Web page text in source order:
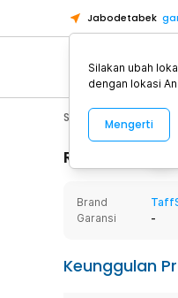
Jabodetabek
Sport & Outdoor
Rincian Produk
Brand
Garansi
-
Keunggulan
Silakan ubah
dengan lokasi
Mengerti